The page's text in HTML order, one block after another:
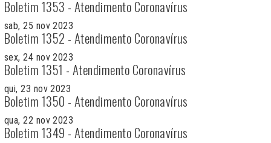
Boletim 1353 - Atendimento Coronavírus
sab, 25 nov 2023
Boletim 1352 - Atendimento Coronavírus
sex, 24 nov 2023
Boletim 1351 - Atendimento Coronavírus
qui, 23 nov 2023
Boletim 1350 - Atendimento Coronavírus
qua, 22 nov 2023
Boletim 1349 - Atendimento Coronavírus